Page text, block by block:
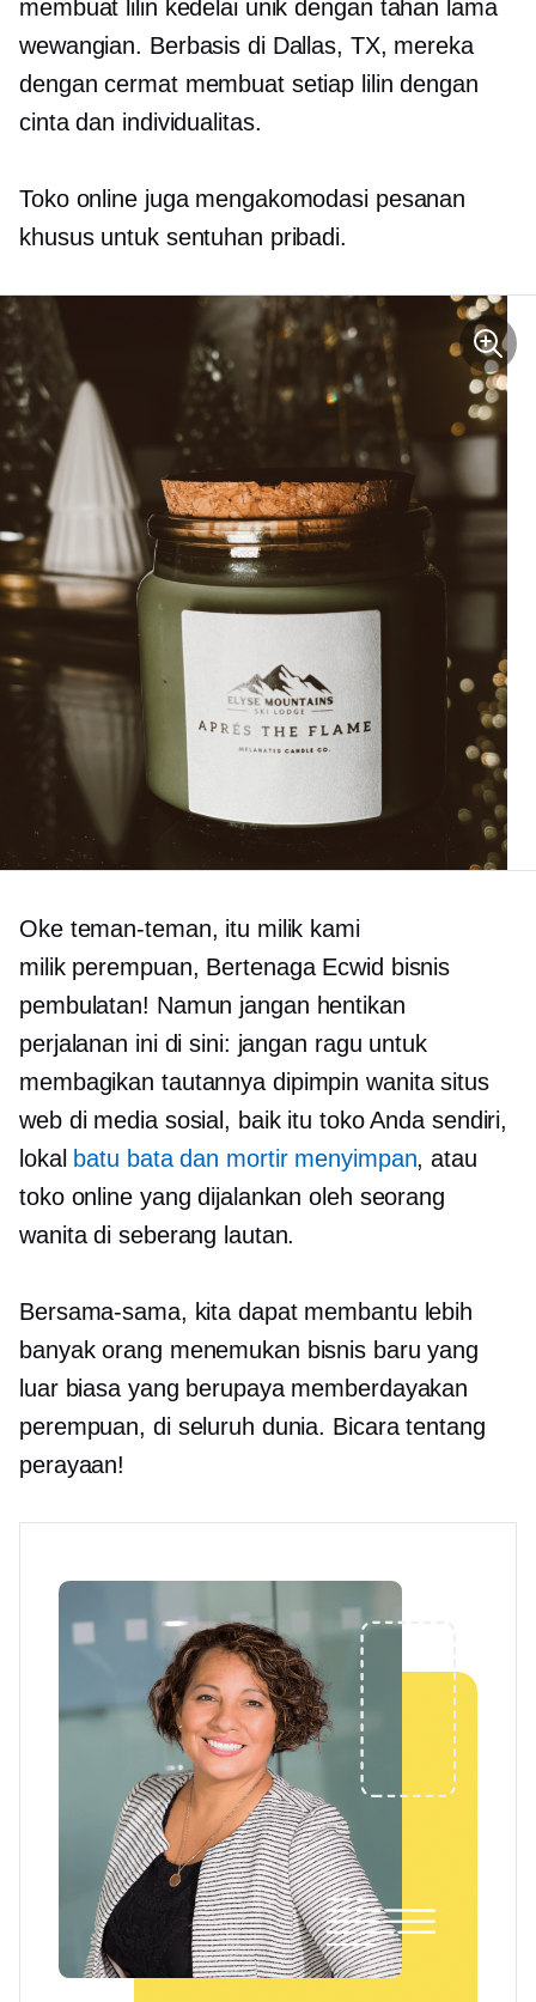
membuat lilin kedelai unik dengan tahan lama
wewangian. Berbasis di Dallas, TX, mereka
dengan cermat membuat setiap lilin dengan
cinta dan individualitas.
Toko online juga mengakomodasi pesanan
khusus untuk sentuhan pribadi.
Oke teman-teman, itu milik kami
milik perempuan, Bertenaga Ecwid bisnis
pembulatan! Namun jangan hentikan
perjalanan ini di sini: jangan ragu untuk
membagikan tautannya dipimpin wanitasitus
web di media sosial, baik itu toko Anda sendiri,
lokal batu bata dan mortirmenyimpan, atau
toko online yang dijalankan oleh seorang
wanita di seberang lautan.
Bersama-sama, kita dapat membantu lebih
banyak orang menemukan bisnis baru yang
luar biasa yang berupaya memberdayakan
perempuan, di seluruh dunia. Bicara tentang
perayaan!